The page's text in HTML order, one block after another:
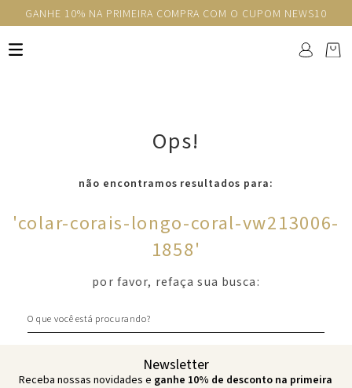
GANHE 10% NA PRIMEIRA COMPRA COM O CUPOM NEWS10
Ops!
não encontramos resultados para:
'colar-corais-longo-coral-vw213006-
1858'
por favor, refaça sua busca:
Newsletter
Receba nossas novidades e ganhe 10% de desconto na primeira